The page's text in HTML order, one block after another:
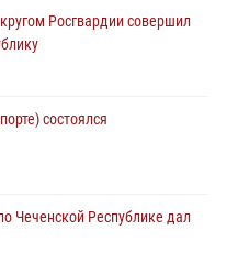
конно-спортивных
Чеченской Республике дал
Росгвардии совершил
состоялся
Чеченской Республике дал